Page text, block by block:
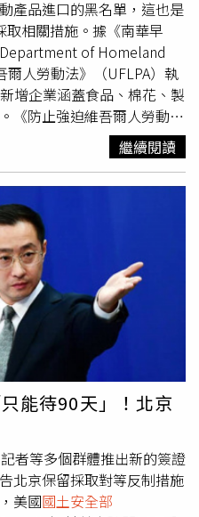
產品進口的黑名單，這也是
相關措施。據《南華早
Department of Homeland
人勞動法》（UFLPA）執
增企業涵蓋食品、棉花、製
《防止強迫維吾爾人勞動
目的在於針對中國西部新
止被控強迫勞動生產的產品
Department）發言人皮
此次新增列入清單的實
，或使用《防止強迫維吾爾
其他受保護群體強迫勞動所
定的產業包括海鮮、黃金、
棉花、成衣及冷凍食品等領
國最大的電容器製造商之一
。美國《聯邦公報》
美國政府認為該公司採購
地區。此外，美國海關及邊
Protection）也將自8
的進口商品。美國眾議院
設委員會」（Select
Between the
Communist Party）主席穆
：「川普政府今天採取的
繼續閱讀
能待90天」！北京
者等多個群體推出新的簽證
北京保留採取對等反制措施
美國國土安全部